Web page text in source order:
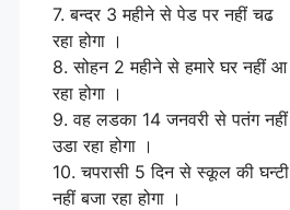
7. बन्दर 3 महीने से पेड पर नहीं चढ
रहा होगा ।
8. सोहन 2 महीने से हमारे घर नहीं आ
रहा होगा ।
9. वह लडका 14 जनवरी से पतंग नहीं
उडा रहा होगा ।
10. चपरासी 5 दिन से स्कूल की घन्टी
नहीं बजा रहा होगा ।